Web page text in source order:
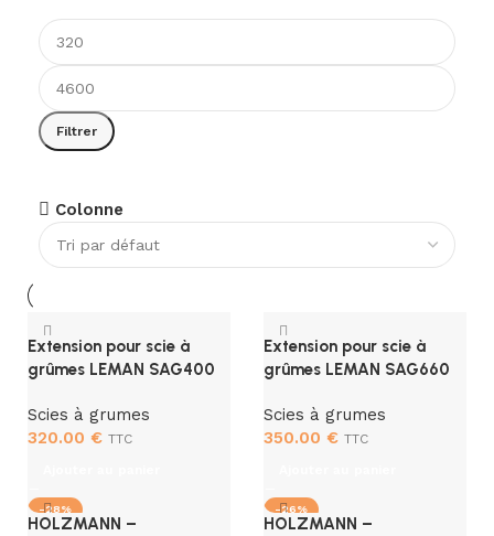
Filtrer
Colonne
Extension pour scie à
grûmes LEMAN SAG400
Scies à grumes
320.00 € TTC
Extension pour scie à
grûmes LEMAN SAG660
Scies à grumes
350.00 € TTC
-28%
HOLZMANN –
-26%
HOLZMANN –